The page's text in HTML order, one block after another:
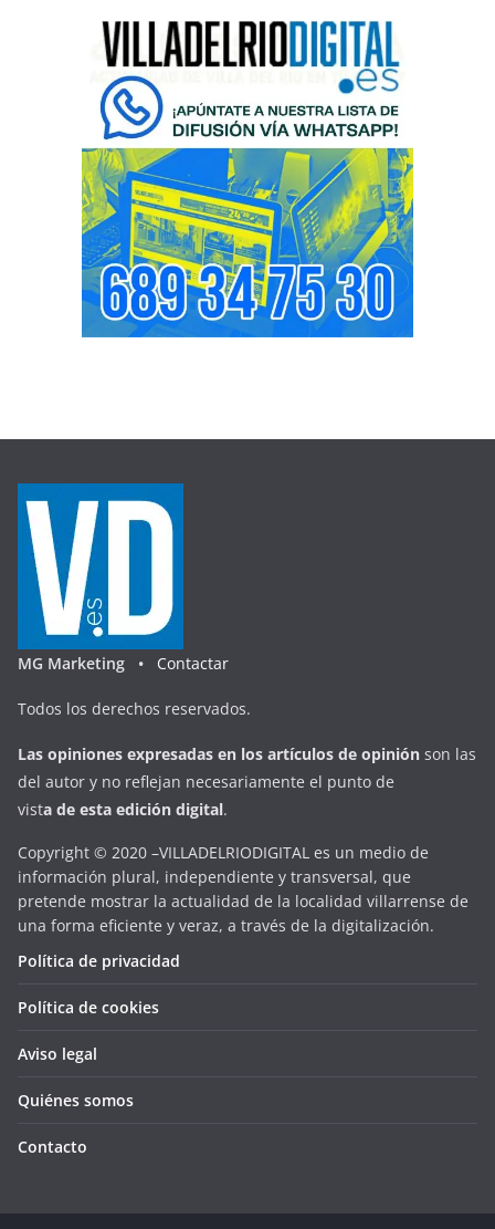
MG Marketing • Contactar
Todos los derechos reservados.
Las opiniones expresadas en los artículos de opinión son las
del autor y no reflejan necesariamente el punto de
vista de esta edición digital.
Copyright © 2020 –VILLADELRIODIGITAL es un medio de
información plural, independiente y transversal, que
pretende mostrar la actualidad de la localidad villarrense de
una forma eficiente y veraz, a través de la digitalización.
Política de privacidad
Política de cookies
Aviso legal
Quiénes somos
Contacto